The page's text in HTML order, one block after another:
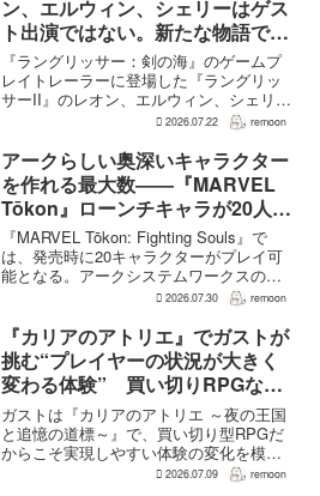
ン、エルウィン、シェリーはゲス
ト出演ではない。新たな物語で重
要な役割を担う
『ラングリッサー：剣の海』のゲームプ
レイトレーラーに登場した『ラングリッ
サーII』のレオン、エルウィン、シェリー
は、単なるファンサービスやゲスト出演
を担う。ファミ通のメールインタビュー
で本作のプロデューサ...
2026.07.22 remoon
アークらしい奥深いキャラクター
を作れる最大数――『MARVEL
Tōkon』ローンチキャラが20人に
なった理由
『MARVEL Tōkon: Fighting Souls』で
は、発売時に20キャラクターがプレイ可
能となる。アークシステムワークスの山
中丈嗣プロデューサーは、この人数につ
果だと説明。そのうえで、同社らし...
2026.07.30 remoon
『カリアのアトリエ』でガストが
挑む“プレイヤーの状況が大きく
変わる体験” 買い切りRPGなら
ではの変化とは
ガストは『カリアのアトリエ ～夜の王国
と追憶の道標～』で、買い切り型RPGだ
からこそ実現しやすい体験の変化を模索
している。大型の運営型ゲームが継続的
2026.07.09 remoon